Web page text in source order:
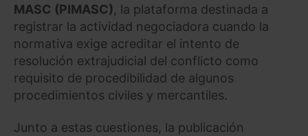
MASC (PIMASC), la plataforma destinada a
registrar la actividad negociadora cuando la
normativa exige acreditar el intento de
resolución extrajudicial del conflicto como
requisito de procedibilidad de algunos
procedimientos civiles y mercantiles.
Junto a estas cuestiones, la publicación